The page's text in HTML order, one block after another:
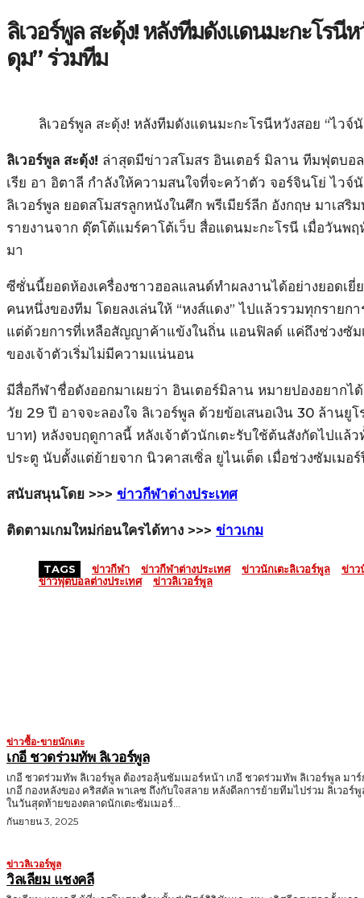
ลิเวอร์พูล สะดุ้ง! หลังทีมดังแดนมะกะโรนีห
ดุม” ร่วมทีม
ลิเวอร์พูล สะดุ้ง! หลังทีมดังแดนมะกะโรนีหวังสอย “ไวจ์
ลิเวอร์พูล สะดุ้ง! ล่าสุดมีข่าวสโมสร อินเตอร์ มิลาน ทีมฟุตบอ
เรีย อา อิตาลี กำลังให้ความสนใจที่จะคว้าตัว จอร์จินโย่ ไวจ์
ลิเวอร์พูล ยอดสโมสรลูกหนังในศึก พรีเมียร์ลีก อังกฤษ มาเส
รายงานจาก ตุ๊ตโต้แมร์คาโต้เว็บ สื่อแดนมะกะโรนี เมื่อวันพ
มา
ซีซั่นนี้ยอดห้องเครื่องชาวฮอลแลนด์ทำผลงานได้อย่างยอดเยี่
คนหนึ่งของทีม โดยลงเล่นให้ “หงส์แดง” ไปแล้วรวมทุกรายก
แต่ด้วยการที่เหลือสัญญาค้าแข้งในถิ่น แอนฟิลด์ แค่ถึงช่วงซั
ของเจ้าตัวเริ่มไม่มีความแน่นอน
มีสื่อกีฬาชื่อดังออกมาเผยว่า อินเตอร์มิลาน หมายปองอยาก
วัย 29 ปี อาจจะลองใจ ลิเวอร์พูล ด้วยข้อเสนอเงิน 30 ล้านยู
บาท) หลังจบฤดูกาลนี้ หลังเจ้าตัวนักเตะรับใช้ต้นสังกัดไปแล้
ประตู นับตั้งแต่ย้ายจาก นิวคาสเซิ่ล ยูไนเต็ด เมื่อช่วงซัมเมอร์
สนับสนุนโดย >>> ข่าวกีฬาต่างประเทศ
ติดตามเกมใหม่ก่อนใครได้ทาง >>> ข่าวเกม
TAGS ข่าวกีฬา ข่าวกีฬาต่างประเทศ ข่าวนักเตะลิเวอร์พูล
ข่าว
ข่าวฟุตบอลต่างประเทศ
ข่าวลิเวอร์พูล
ข่าวซื้อ-ขายนักเตะ
เกอี ชวดร่วมทัพ ลิเวอร์พูล
เกอี ชวดร่วมทัพ ลิเวอร์พูล ต้องรอลุ้นซัมเมอร์หน้า เกอี ชวดร่วมทัพ ลิเวอร์พูล มาร์
เกอี กองหลังของ คริสตัล พาเลซ ถึงกับใจสลาย หลังดีลการย้ายทีมไปร่วม ลิเวอร์พู
ในวันสุดท้ายของตลาดนักเตะซัมเมอร์...
กันยายน 3, 2025
ข่าวลิเวอร์พูล
วิลเลียม แชงคลี